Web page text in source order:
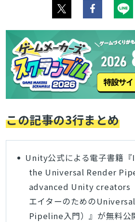
この記事の3行まとめ
Unity公式による電子書籍
the Universal Render
advanced Unity creators
エイターのための
Pipeline入門）』が無料公